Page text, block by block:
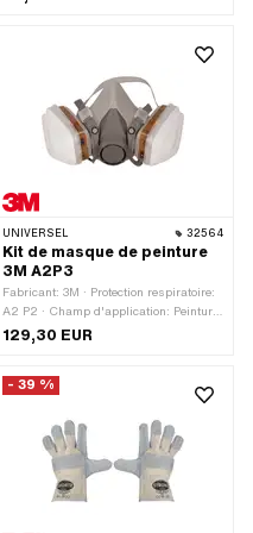
UNIVERSEL 32564
Kit de masque de peinture
3M A2P3
Fabricant: 3M · Protection respiratoire:
A2 P2 · Champ d'application: Peinture
& vernis
129,30 EUR
- 39 %